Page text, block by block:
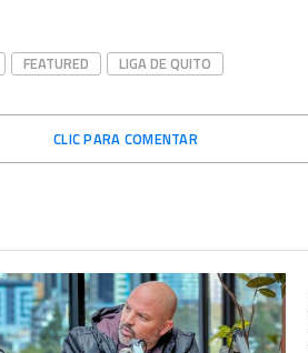
FEATURED LIGA DE QUITO
CLIC PARA COMENTAR